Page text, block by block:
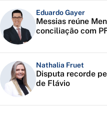
Eduardo Gayer
Messias reúne
conciliação com
Nathalia Fruet
Disputa recorde
de Flávio